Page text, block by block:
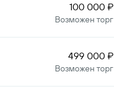
100 000 ₽
Возможен торг
499 000 ₽
Возможен торг